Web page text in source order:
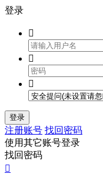
登录



登录
注册账号 找回密码
使用其它账号登录
找回密码
